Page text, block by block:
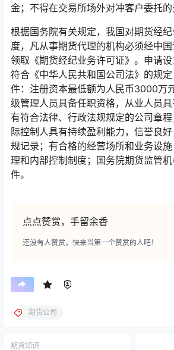
金；不得在交易所场外对冲客户委托的
根据国务院有关规定，我国对期货经
度，凡从事期货代理的机构必须经中
领取《期货经纪业务许可证》。申请
符合《中华人民共和国公司法》的规
件：注册资本最低额为人民币3000万
级管理人员具备任职资格，从业人员具
有符合法律、行政法规规定的公司章
际控制人具有持续盈利能力，信誉良
规记录；有合格的经营场所和业务设
理和内部控制制度；国务院期货监管
件。
点点赞赏，手留余香
还没有人赞赏，快来当第一个赞赏的人吧！
期货公司
期货知识